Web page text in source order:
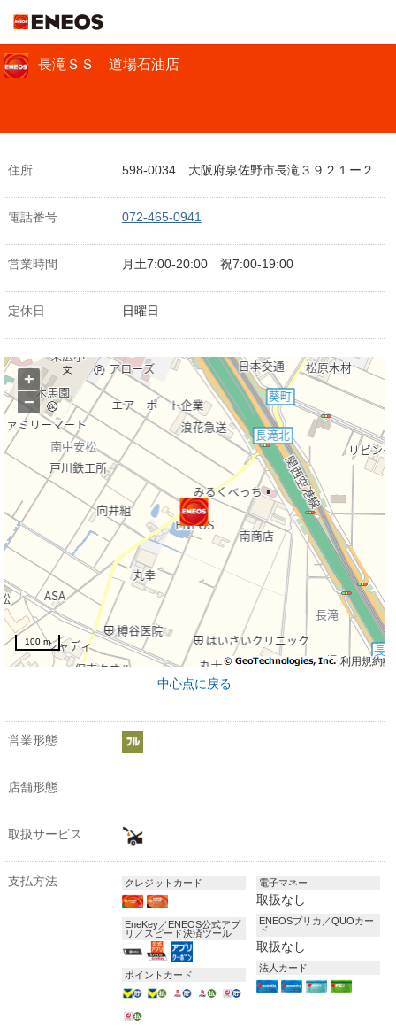
長滝ＳＳ 道場石油店
住所 598-0034 大阪府泉佐野市長滝３９２１ー２
電話番号 072-465-0941
営業時間 月土7:00-20:00 祝7:00-19:00
定休日 日曜日
利用規約
+
−
100 m
中心点に戻る
営業形態
店舗形態
取扱サービス
支払方法 クレジットカード
EneKey／ENEOS公式アプ
リ／スピード決済ツール
ポイントカード
電子マネー
取扱なし
ENEOSプリカ／QUOカー
ド
取扱なし
法人カード